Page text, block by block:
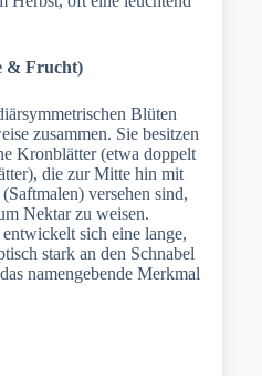
& Frucht)
Blüten
zusammen. Sie besitzen
Kronblätter (etwa doppelt
die zur Mitte hin mit
versehen sind,
Nektar zu weisen.
sich eine lange,
stark an den Schnabel
namengebende Merkmal